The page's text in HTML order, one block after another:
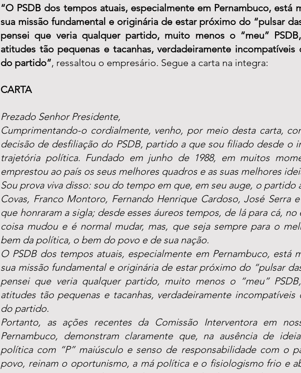
“O PSDB dos tempos atuais, especialmente em Pernambuco, está
sua missão fundamental e originária de estar próximo do “pulsar
pensei que veria qualquer partido, muito menos o “meu”
atitudes tão pequenas e tacanhas, verdadeiramente incompatíveis
do partido”, ressaltou o empresário. Segue a carta na integra:
CARTA
Prezado Senhor Presidente,
Cumprimentando-o cordialmente, venho, por meio desta carta,
decisão de desfiliação do PSDB, partido a que sou filiado desde o
trajetória política. Fundado em junho de 1988, em muitos
emprestou ao país os seus melhores quadros e as suas melhores
Sou prova viva disso: sou do tempo em que, em seu auge, o partido
Covas, Franco Montoro, Fernando Henrique Cardoso, José Serra
que honraram a sigla; desde esses áureos tempos, de lá para cá,
coisa mudou e é normal mudar, mas, que seja sempre para o
bem da política, o bem do povo e de sua nação.
O PSDB dos tempos atuais, especialmente em Pernambuco, está
sua missão fundamental e originária de estar próximo do “pulsar
pensei que veria qualquer partido, muito menos o “meu”
atitudes tão pequenas e tacanhas, verdadeiramente incompatíveis
do partido.
Portanto, as ações recentes da Comissão Interventora em
Pernambuco, demonstram claramente que, na ausência de
política com “P” maiúsculo e senso de responsabilidade com o
povo, reinam o oportunismo, a má política e o fisiologismo frio e